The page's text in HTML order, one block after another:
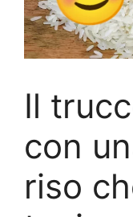
Il
con
riso